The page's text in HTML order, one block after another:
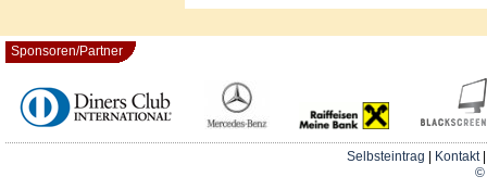
Sponsoren/Partner
Selbsteintrag Kontakt
©